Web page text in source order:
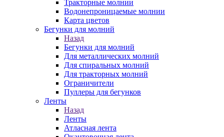
Тракторные молнии
Водонепроницаемые молнии
Карта цветов
Бегунки для молний
Назад
Бегунки для молний
Для металлических молний
Для спиральных молний
Для тракторных молний
Ограничители
Пуллеры для бегунков
Ленты
Назад
Ленты
Атласная лента